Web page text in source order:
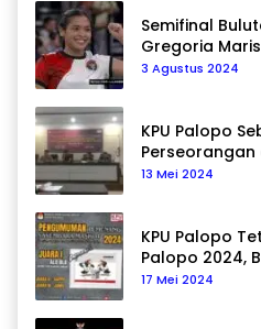
Semifinal
Gregoria
Pemain Asal
3 Agustus 2024
KPU Palopo
Perseorangan
13 Mei 2024
KPU Palopo
Palopo 2024,
17 Mei 2024